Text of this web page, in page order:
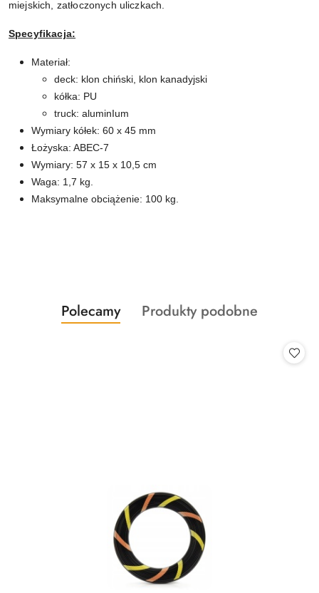
miejskich, zatłoczonych uliczkach.
Specyfikacja:
Materiał:
deck: klon chiński, klon kanadyjski
kółka: PU
truck: aluminIum
Wymiary kółek: 60 x 45 mm
Łożyska: ABEC-7
Wymiary: 57 x 15 x 10,5 cm
Waga: 1,7 kg.
Maksymalne obciążenie: 100 kg.
Pomiń karuzelę produktów
Produkty
o
Polecamy
Produkty
Produkty podobne